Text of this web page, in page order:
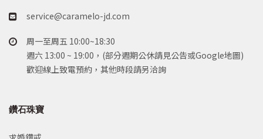
service@caramelo-jd.com
周一至周五 10:00~18:30
週六 13:00 ~ 19:00，(部分週期公休請見公告或Google地圖)
歡迎線上致電預約，其他時段請另洽詢
鑽石珠寶